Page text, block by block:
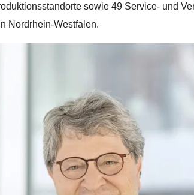
sowie 49 Service- und
Nordrhein-Westfalen.